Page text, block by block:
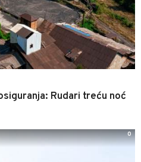
Rudari treću noć
0